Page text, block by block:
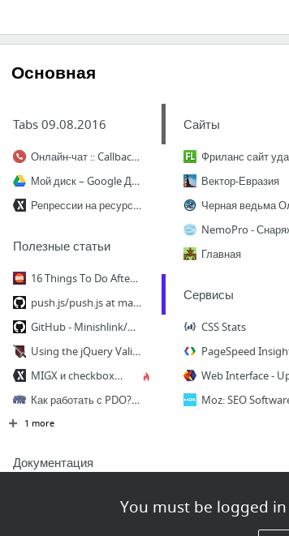
Основная
You must be logged
Tabs 09.08.2016
Онлайн-чат :: CallbackKILLER
Мой диск – Google Диск
Репрессии на ресурсе / Новости и объявления / Разделы / modx.pro
Полезные статьи
16 Things To Do After Installing Ubuntu 16.04 LTS - OMG! Ubuntu!
push.js/push.js at master · Nickersoft/push.js · GitHub
GitHub - Minishlink/web-push: Web Push library for PHP
Using the jQuery Validate Plugin with HTML5 Data Attribute Rules - Johnny Code
MIGX и checkbox / Вопросы / Разделы / modx.pro
Как работать с PDO? Полное руководство.
1 more
Документация
Сайты
Вектор-Евразия
Главная
Сервисы
CSS Stats
PageSpeed